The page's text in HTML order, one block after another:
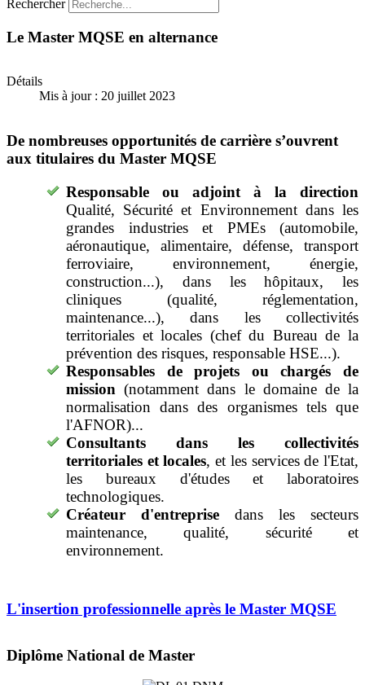
Rechercher
Le Master MQSE en alternance
Détails
Mis à jour : 20 juillet 2023
De nombreuses opportunités de carrière s’ouvrent
aux titulaires du Master MQSE
Responsable ou adjoint à la direction
Qualité, Sécurité et Environnement dans les
grandes industries et PMEs (automobile,
aéronautique, alimentaire, défense, transport
ferroviaire, environnement, énergie,
construction...), dans les hôpitaux, les
cliniques (qualité, réglementation,
maintenance...), dans les collectivités
territoriales et locales (chef du Bureau de la
prévention des risques, responsable HSE...).
Responsables de projets ou chargés de
mission (notamment dans le domaine de la
normalisation dans des organismes tels que
l'AFNOR)...
Consultants dans les collectivités
territoriales et locales, et les services de l'Etat,
les bureaux d'études et laboratoires
technologiques.
Créateur d'entreprise dans les secteurs
maintenance, qualité, sécurité et
environnement.
L'insertion professionnelle après le Master MQSE
Diplôme National de Master